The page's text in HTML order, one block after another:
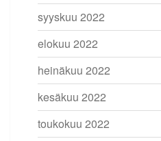
syyskuu 2022
elokuu 2022
heinäkuu 2022
kesäkuu 2022
toukokuu 2022